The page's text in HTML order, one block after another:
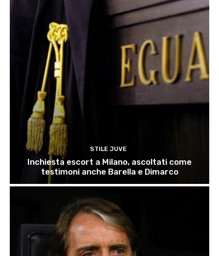
STILE JUVE
Inchiesta escort a Milano, ascoltati come
testimoni anche Barella e Dimarco